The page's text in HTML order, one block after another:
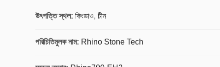
উৎপত্তি স্থল: কিংডাও, চীন
পরিচিতিমুলক নাম: Rhino Stone Tech